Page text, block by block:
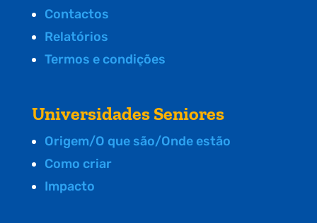
Contactos
Relatórios
Termos e condições
Universidades Seniores
Origem/O que são/Onde estão
Como criar
Impacto